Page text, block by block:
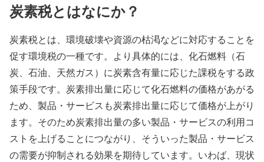
炭素税とはなにか？
炭素税とは、環境破壊や資源の枯渇などに対応することを
促す環境税の一種です。より具体的には、化石燃料（石
炭、石油、天然ガス）に炭素含有量に応じた課税をする政
策手段です。炭素排出量に応じて化石燃料の価格があがる
ため、製品・サービスも炭素排出量に応じて価格が上がり
ます。そのため炭素排出量の多い製品・サービスの利用コ
ストを上げることにつながり、そういった製品・サービス
の需要が抑制される効果を期待しています。いわば、現状